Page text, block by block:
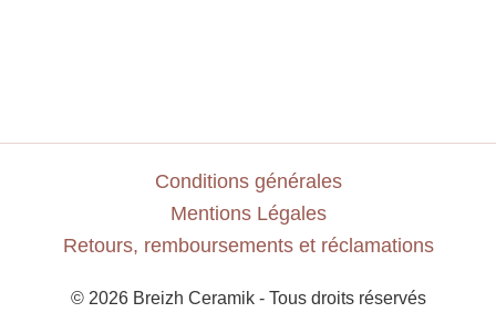
Conditions générales
Mentions Légales
Retours, remboursements et réclamations
© 2026 Breizh Ceramik - Tous droits réservés